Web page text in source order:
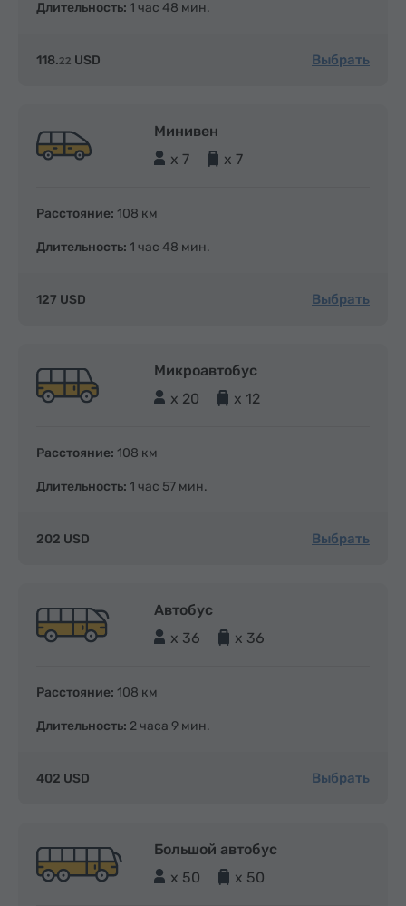
Длительность: 1 час 48 мин.
118.22 USD Выбрать
Минивен
x 7
x 7
Расстояние: 108 км
Длительность: 1 час 48 мин.
127 USD Выбрать
Микроавтобус
x 20
x 12
Расстояние: 108 км
Длительность: 1 час 57 мин.
202 USD Выбрать
Автобус
x 36
x 36
Расстояние: 108 км
Длительность: 2 часа 9 мин.
402 USD Выбрать
Большой автобус
x 50
x 50